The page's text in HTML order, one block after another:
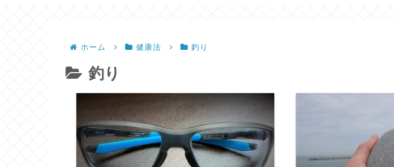
ホーム 健康法 釣り
釣り